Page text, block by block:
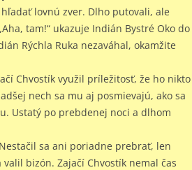
lovnú zver. Dlho putovali, ale
tam!“ ukazuje Indián Bystré Oko do
Rýchla Ruka nezaváhal, okamžite
Chvostík využil príležitosť, že ho nikto
nech sa mu aj posmievajú, ako sa
Ustatý po prebdenej noci a dlhom
sa ani poriadne prebrať, len
bizón. Zajačí Chvostík nemal čas